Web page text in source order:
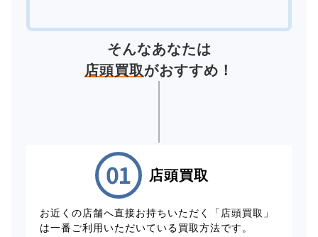
そんなあなたは
店頭買取がおすすめ！
店頭買取
お近くの店舗へ直接お持ちいただく「店頭買取」
は一番ご利用いただいている買取方法です。